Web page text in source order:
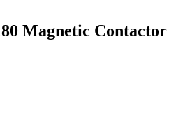
Magnetic Contactor